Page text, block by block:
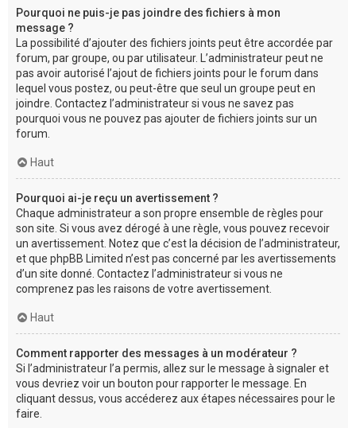
Pourquoi ne puis-je pas joindre des fichiers à mon
message ?
La possibilité d’ajouter des fichiers joints peut être accordée par
forum, par groupe, ou par utilisateur. L’administrateur peut ne
pas avoir autorisé l’ajout de fichiers joints pour le forum dans
lequel vous postez, ou peut-être que seul un groupe peut en
joindre. Contactez l’administrateur si vous ne savez pas
pourquoi vous ne pouvez pas ajouter de fichiers joints sur un
forum.
Haut
Pourquoi ai-je reçu un avertissement ?
Chaque administrateur a son propre ensemble de règles pour
son site. Si vous avez dérogé à une règle, vous pouvez recevoir
un avertissement. Notez que c’est la décision de l’administrateur,
et que phpBB Limited n’est pas concerné par les avertissements
d’un site donné. Contactez l’administrateur si vous ne
comprenez pas les raisons de votre avertissement.
Haut
Comment rapporter des messages à un modérateur ?
Si l’administrateur l’a permis, allez sur le message à signaler et
vous devriez voir un bouton pour rapporter le message. En
cliquant dessus, vous accéderez aux étapes nécessaires pour le
faire.